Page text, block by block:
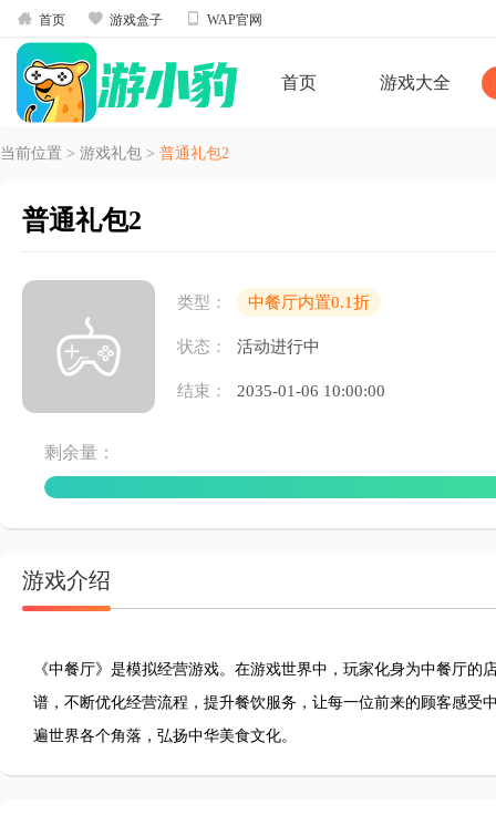
 首页  游戏盒子  WAP官网
首页 游戏大全
当前位置 > 游戏礼包 > 普通礼包2
普通礼包2
类型： 中餐厅内置0.1折
状态： 活动进行中
结束： 2035-01-06 10:00:00
剩余量：
游戏介绍
《中餐厅》是模拟经营游戏。在游戏世界中，玩家化身为中餐厅
谱，不断优化经营流程，提升餐饮服务，让每一位前来的顾客感受
遍世界各个角落，弘扬中华美食文化。